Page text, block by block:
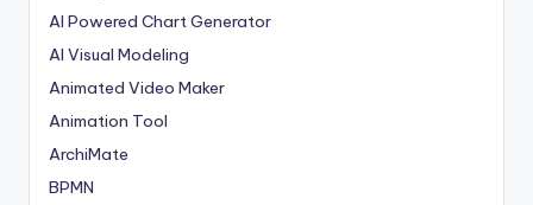
AI Powered Chart Generator
AI Visual Modeling
Animated Video Maker
Animation Tool
ArchiMate
BPMN